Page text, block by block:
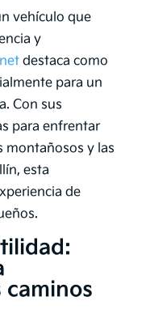
vehículo que
y
destaca como
para un
Con sus
para enfrentar
montañosos y las
esta
de